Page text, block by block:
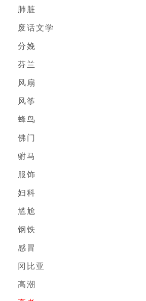
肺脏
废话文学
分娩
芬兰
风扇
风筝
蜂鸟
佛门
驸马
服饰
妇科
尴尬
钢铁
感冒
冈比亚
高潮